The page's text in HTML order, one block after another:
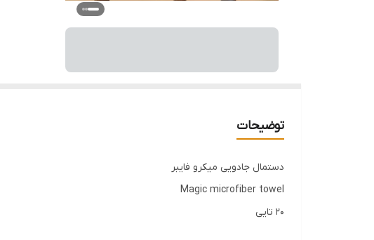
توضیحات
دستمال جادویی میکرو فایبر
Magic microfiber towel
۲۰ تایی